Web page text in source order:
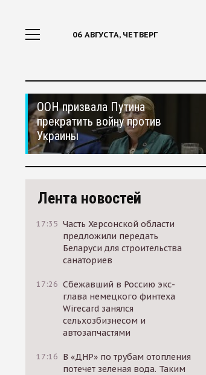
06 АВГУСТА, ЧЕТВЕРГ
ООН призвала Путина
прекратить войну против
Украины
Лента новостей
17:35 Часть Херсонской области
предложили передать
Беларуси для строительства
санаториев
17:26 Сбежавший в Россию экс-
глава немецкого финтеха
Wirecard занялся
сельхозбизнесом и
автозапчастями
17:16 В «ДНР» по трубам отопления
потечет зеленая вода. Таким